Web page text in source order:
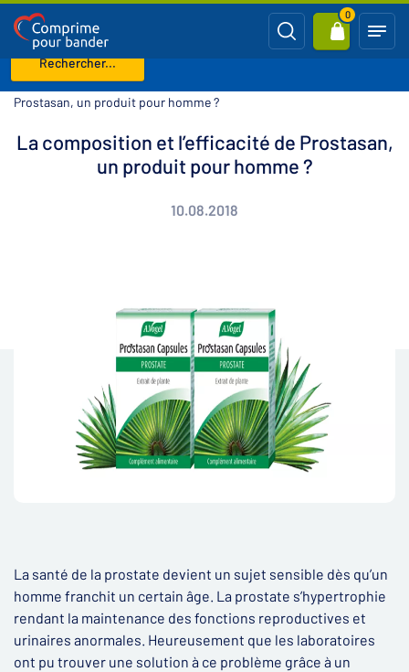
Rechercher...
0
Page d'accueil Blog
Prostasan, un produit pour homme ?
La composition et l’efficacité de Prostasan,
un produit pour homme ?
10.08.2018
La santé de la prostate devient un sujet sensible dès qu’un
homme franchit un certain âge. La prostate s’hypertrophie
rendant la maintenance des fonctions reproductives et
urinaires anormales. Heureusement que les laboratoires
ont pu trouver une solution à ce problème grâce à un